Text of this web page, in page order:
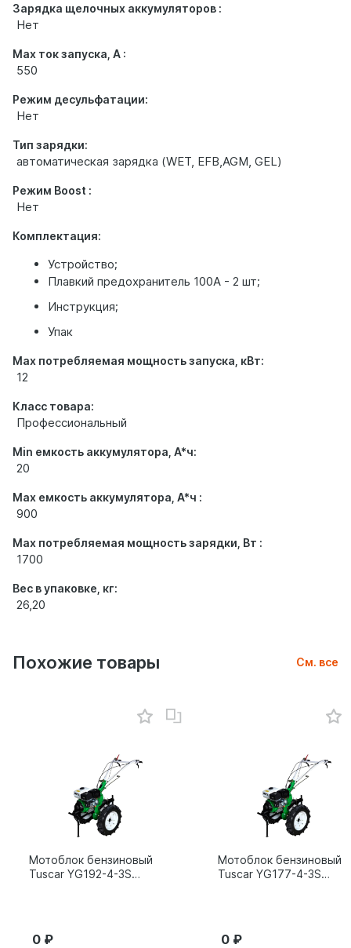
Зарядка щелочных аккумуляторов :
Нет
Max ток запуска, А :
550
Режим десульфатации:
Нет
Тип зарядки:
автоматическая зарядка (WET, EFB,AGM, GEL)
Режим Boost :
Нет
Комплектация:
Устройство;
Плавкий предохранитель 100A - 2 шт;
Инструкция;
Упак
Max потребляемая мощность запуска, кВт:
12
Класс товара:
Профессиональный
Min емкость аккумулятора, А*ч:
20
Max емкость аккумулятора, А*ч :
900
Max потребляемая мощность зарядки, Вт :
1700
Вес в упаковке, кг:
26,20
Похожие товары См. все
Мотоблок бензиновый
Tuscar YG192-4-3S
0
Мотоблок бензиновый
Tuscar YG177-4-3S
0